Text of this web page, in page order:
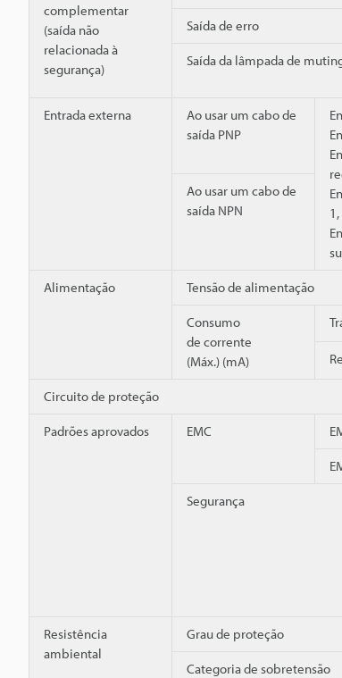
complementar
(saída não
relacionada à
segurança)
Saída de erro
Saída da lâmpada de
Entrada externa
Ao usar um cabo de
saída PNP
Ao usar um cabo de
saída NPN
Alimentação Tensão de alimentação
Consumo
de corrente
(Máx.) (mA)
Circuito de proteção
Padrões aprovados EMC
Segurança
Resistência
ambiental
Grau de proteção
Categoria de sobretensão